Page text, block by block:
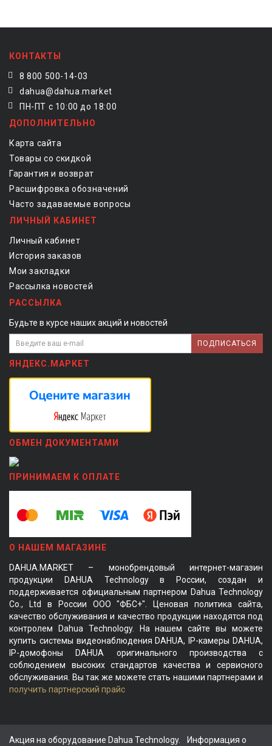
КОНТАКТЫ
8 800 500-14-03
dahua@dahua.market
ПН-ПТ с 10:00 до 18:00
ДОПОЛНИТЕЛЬНО
Карта сайта
Товары со скидкой
Гарантия и возврат
Расшифровка обозначений
Часто задаваемые вопросы
ЛИЧНЫЙ КАБИНЕТ
Личный кабинет
История заказов
Мои закладки
Рассылка новостей
РАССЫЛКА
Будьте в курсе наших акций и новостей
ПОДПИСАТЬСЯ
ЯНДЕКС.МАРКЕТ
ОБМЕН ДОКУМЕНТАМИ
ПРИНИМАЕМ К ОПЛАТЕ
О НАШЕМ МАГАЗИНЕ
DAHUA.MARKET – монобрендовый интернет-магазин
продукции DAHUA Technology в России, создан и
поддерживается официальным партнером Dahua Technology
Co., Ltd в России ООО "ФБС+". Ценовая политика сайта,
качество обслуживания и качество продукции находятся под
контролем Dahua Technology. На нашем сайте вы можете
купить системы видеонаблюдения DAHUA, IP-камеры DAHUA,
IP-домофоны DAHUA оригинального производства с
соблюдением высоких стандартов качества и сервисного
обслуживания. Вы так же можете стать нашими партнерами и
получить партнерский прайс
Акция на оборудование Dahua Technology. Информация о